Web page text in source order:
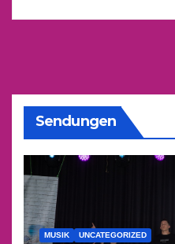
Sendungen
MUSIK UNCATEGORIZED